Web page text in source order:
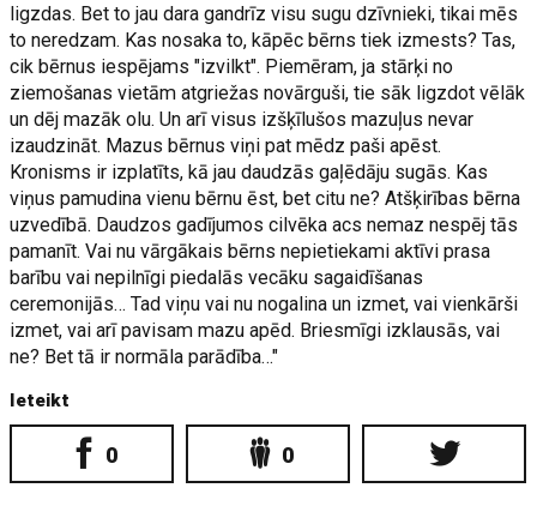
ligzdas. Bet to jau dara gandrīz visu sugu dzīvnieki, tikai mēs
to neredzam. Kas nosaka to, kāpēc bērns tiek izmests? Tas,
cik bērnus iespējams "izvilkt". Piemēram, ja stārķi no
ziemošanas vietām atgriežas novārguši, tie sāk ligzdot vēlāk
un dēj mazāk olu. Un arī visus izšķīlušos mazuļus nevar
izaudzināt. Mazus bērnus viņi pat mēdz paši apēst.
Kronisms ir izplatīts, kā jau daudzās gaļēdāju sugās. Kas
viņus pamudina vienu bērnu ēst, bet citu ne? Atšķirības bērna
uzvedībā. Daudzos gadījumos cilvēka acs nemaz nespēj tās
pamanīt. Vai nu vārgākais bērns nepietiekami aktīvi prasa
barību vai nepilnīgi piedalās vecāku sagaidīšanas
ceremonijās… Tad viņu vai nu nogalina un izmet, vai vienkārši
izmet, vai arī pavisam mazu apēd. Briesmīgi izklausās, vai
ne? Bet tā ir normāla parādība…"
Ieteikt
0 0